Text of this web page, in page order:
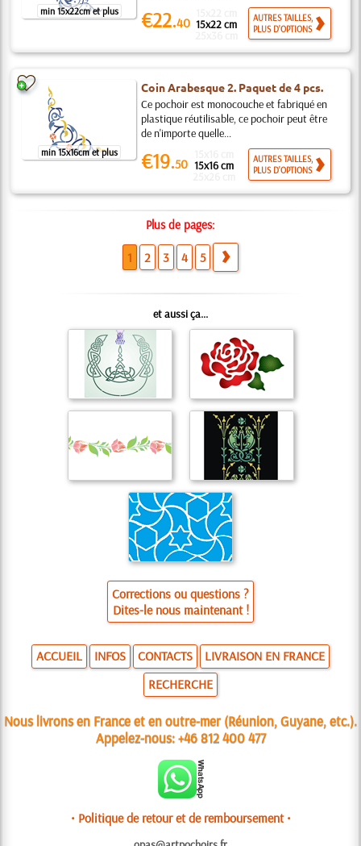
min 15x22cm et plus €22.40 15x22 cm
AUTRES TAILLES,
PLUS D'OPTIONS
min 15x16cm et plus
Coin Arabesque 2. Paquet de 4 pcs.
Ce pochoir est monocouche et fabriqué en
plastique réutilisable, ce pochoir peut être
de n'importe quelle...
€19.50 15x16 cm
AUTRES TAILLES,
PLUS D'OPTIONS
Plus de pages:
1 2 3 4 5
et aussi ça...
Corrections ou questions ?
Dites-le nous maintenant !
ACCUEIL INFOS CONTACTS
LIVRAISON EN FRANCE
RECHERCHE
Nous livrons en France et en outre-mer (Réunion, Guyane, etc.).
Appelez-nous:+46 812 400 477
• Politique de retour et de remboursement •